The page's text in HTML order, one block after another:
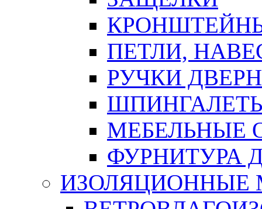
ПЕТЛИ,
РУЧКИ
МЕБЕЛЬНЫЕ
ФУРНИТУРА
ИЗОЛЯЦИОННЫЕ